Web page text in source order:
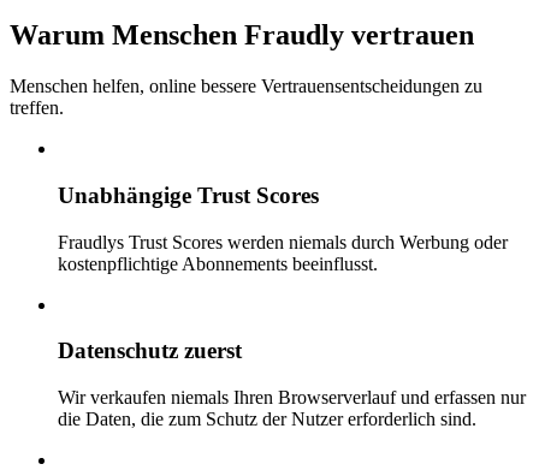
Warum Menschen Fraudly vertrauen
Menschen helfen, online bessere Vertrauensentscheidungen zu
treffen.
Unabhängige Trust Scores
Fraudlys Trust Scores werden niemals durch Werbung oder
kostenpflichtige Abonnements beeinflusst.
Datenschutz zuerst
Wir verkaufen niemals Ihren Browserverlauf und erfassen nur
die Daten, die zum Schutz der Nutzer erforderlich sind.